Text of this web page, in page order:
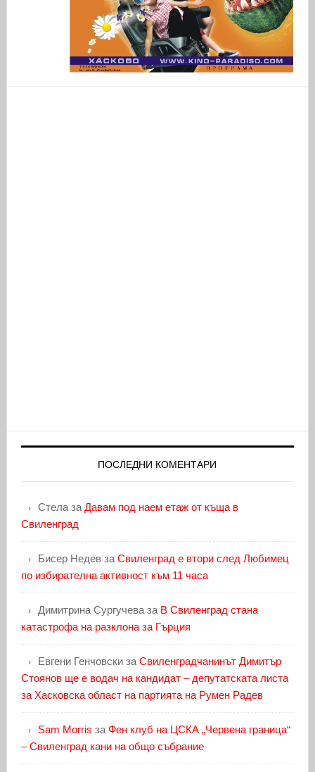
ПОСЛЕДНИ КОМЕНТАРИ
Стелаза Давам под наем етаж от къща в
Свиленград
Бисер Недевза Свиленград е втори след Любимец
по избирателна активност към 11 часа
Димитрина Сургучеваза В Свиленград стана
катастрофа на разклона за Гърция
Евгени Генчовскиза Свиленградчанинът Димитър
Стоянов ще е водач на кандидат – депутатската листа
за Хасковска област на партията на Румен Радев
Sam Morris за Фен клуб на ЦСКА „Червена граница“
– Свиленград кани на общо събрание